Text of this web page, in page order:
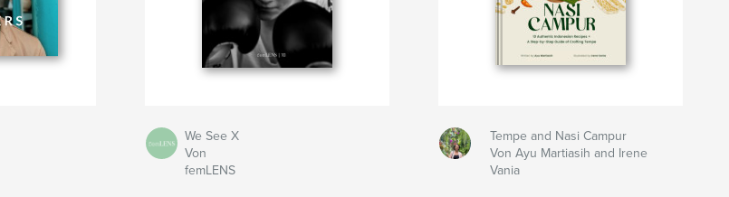
We See X
Von
femLENS
Tempe and Nasi Campur
Von Ayu Martiasih and Irene
Vania